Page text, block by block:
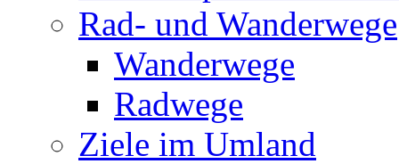
Rad- und Wanderwege
Wanderwege
Radwege
Ziele im Umland